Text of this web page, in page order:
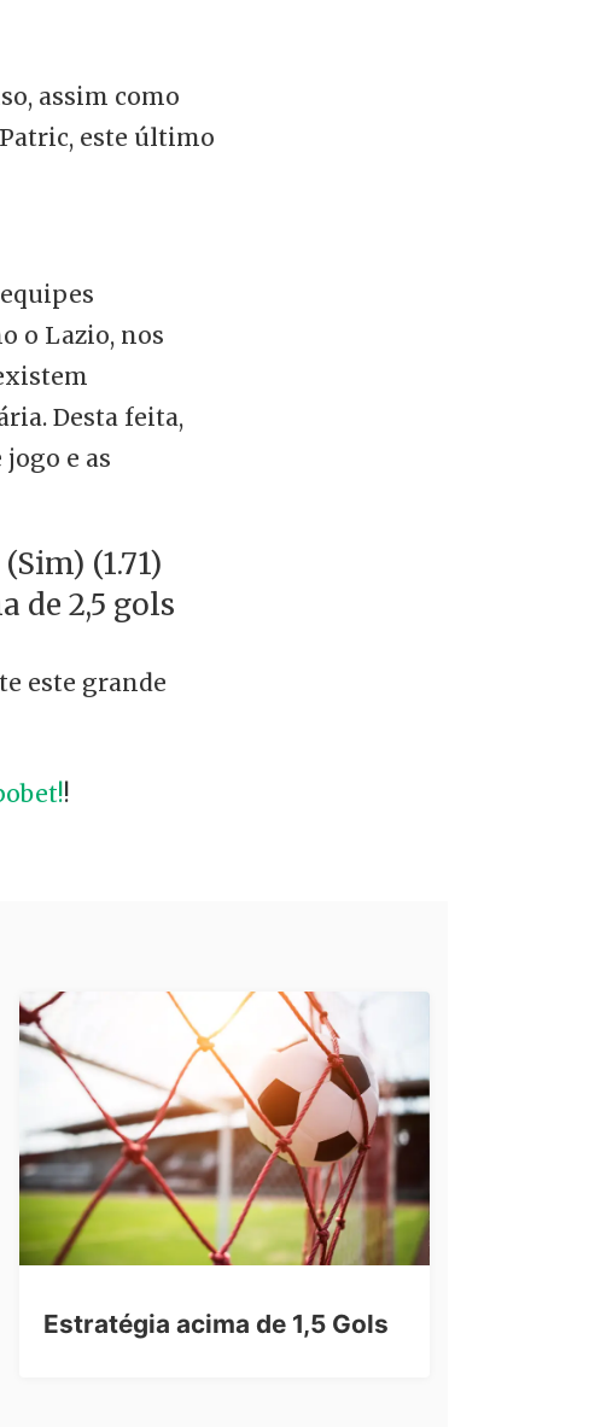
assim como
este último
o Lazio, nos
Desta feita,
e as
(1.71)
de 2,5 gols
este grande
!
Estratégia acima de 1,5 Gols